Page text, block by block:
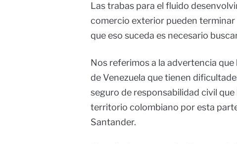
Las trabas para el fluido
comercio exterior pueden
que eso suceda es necesario
Nos referimos a la advertencia
de Venezuela que tienen
seguro de responsabilidad civil
territorio colombiano por esta
Santander.